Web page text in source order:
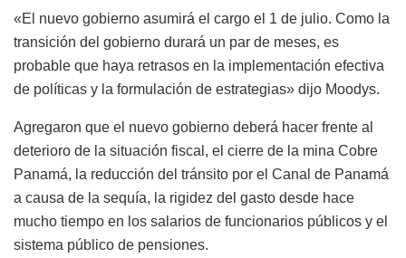
«El nuevo gobierno asumirá el cargo el 1 de julio. Como la
transición del gobierno durará un par de meses, es
probable que haya retrasos en la implementación efectiva
de políticas y la formulación de estrategias» dijo Moodys.
Agregaron que el nuevo gobierno deberá hacer frente al
deterioro de la situación fiscal, el cierre de la mina Cobre
Panamá, la reducción del tránsito por el Canal de Panamá
a causa de la sequía, la rigidez del gasto desde hace
mucho tiempo en los salarios de funcionarios públicos y el
sistema público de pensiones.